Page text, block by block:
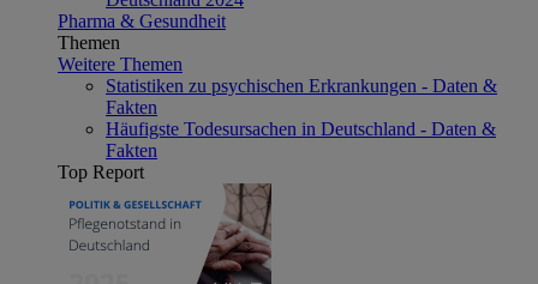
Pharma & Gesundheit
Themen
Weitere Themen
Statistiken zu psychischen Erkrankungen - Daten &
Fakten
Häufigste Todesursachen in Deutschland - Daten &
Fakten
Top Report